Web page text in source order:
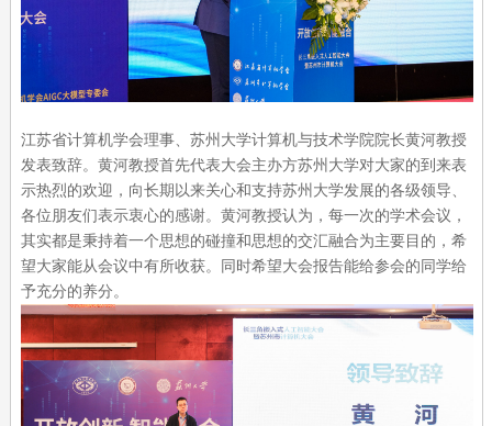
江苏省计算机学会理事、苏州大学计算机与技术学院院长黄河教授
发表致辞。黄河教授首先代表大会主办方苏州大学对大家的到来表
示热烈的欢迎，向长期以来关心和支持苏州大学发展的各级领导、
各位朋友们表示衷心的感谢。黄河教授认为，每一次的学术会议，
其实都是秉持着一个思想的碰撞和思想的交汇融合为主要目的，希
望大家能从会议中有所收获。同时希望大会报告能给参会的同学给
予充分的养分。